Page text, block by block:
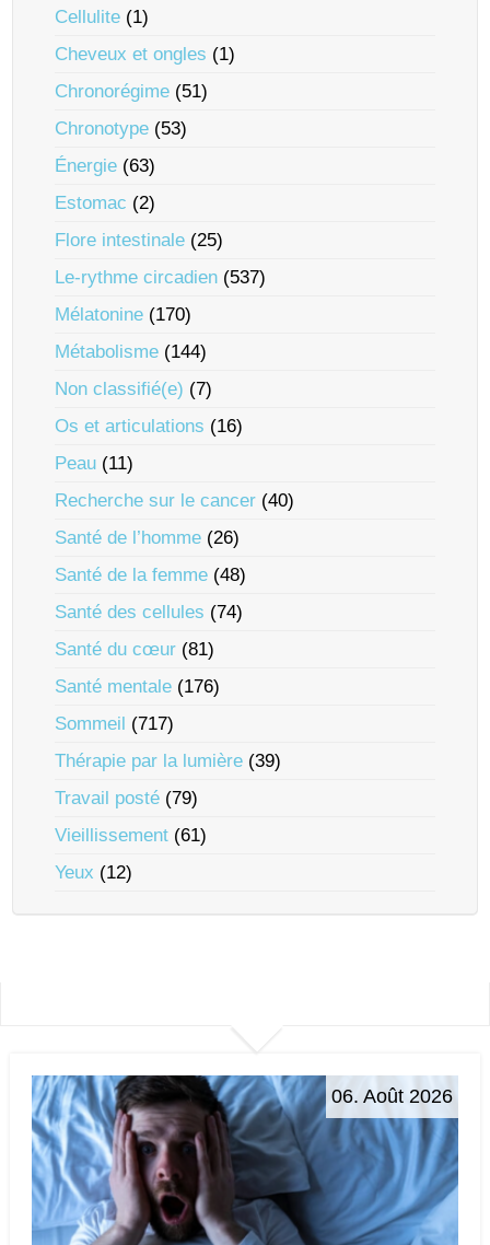
Cellulite (1)
Cheveux et ongles (1)
Chronorégime (51)
Chronotype (53)
Énergie (63)
Estomac (2)
Flore intestinale (25)
Le-rythme circadien (537)
Mélatonine (170)
Métabolisme (144)
Non classifié(e) (7)
Os et articulations (16)
Peau (11)
Recherche sur le cancer (40)
Santé de l’homme (26)
Santé de la femme (48)
Santé des cellules (74)
Santé du cœur (81)
Santé mentale (176)
Sommeil (717)
Thérapie par la lumière (39)
Travail posté (79)
Vieillissement (61)
Yeux (12)
06. Août 2026